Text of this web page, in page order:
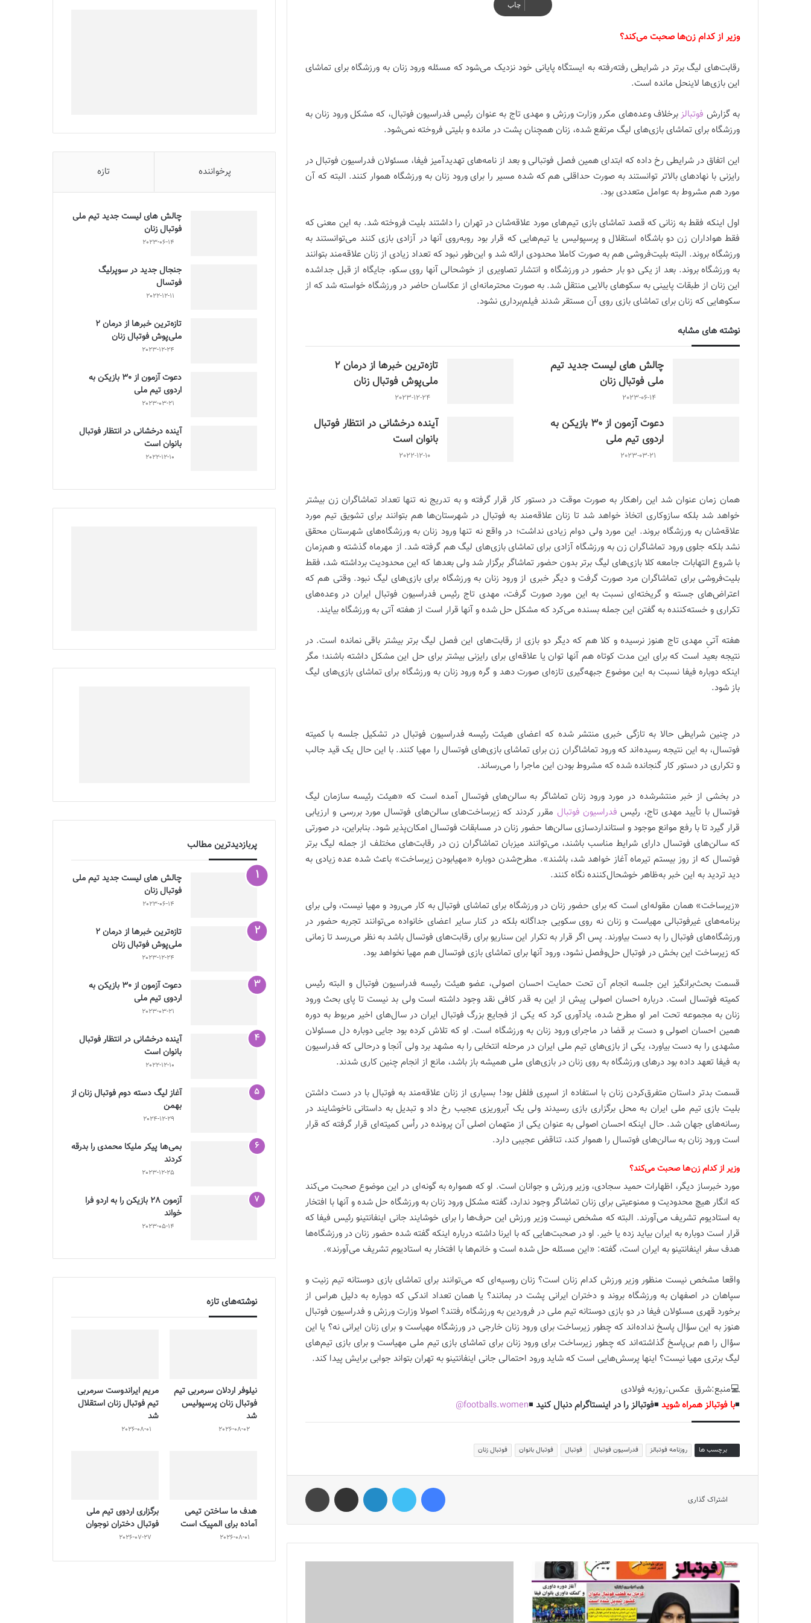
چاپ
وزیر از کدام زن‌ها صحبت می‌کند؟
رقابت‌های لیگ برتر در شرایطی رفته‌رفته به ایستگاه پایانی خود نزدیک می‌شود که مسئله ورود زنان به ورزشگاه برای تماشای
این بازی‌ها لاینحل مانده است.
به گزارش فوتبالزبرخلاف وعده‌های مکرر وزارت ورزش و مهدی تاج به عنوان رئیس فدراسیون فوتبال، که مشکل ورود زنان به
ورزشگاه برای تماشای بازی‌های لیگ مرتفع شده، زنان همچنان پشت در مانده و بلیتی فروخته نمی‌شود.
این اتفاق در شرایطی رخ داده که ابتدای همین فصل فوتبالی و بعد از نامه‌های تهدیدآمیز فیفا، مسئولان فدراسیون فوتبال در
رایزنی با نهادهای بالاتر توانستند به صورت حداقلی هم که شده مسیر را برای ورود زنان به ورزشگاه هموار کنند. البته که آن
مورد هم مشروط به عوامل متعددی بود.
اول اینکه فقط به زنانی که قصد تماشای بازی تیم‌های مورد علاقه‌شان در تهران را داشتند بلیت فروخته شد. به این معنی که
فقط هواداران زن دو باشگاه استقلال و پرسپولیس یا تیم‌هایی که قرار بود روبه‌روی آنها در آزادی بازی کنند می‌توانستند به
ورزشگاه بروند. البته بلیت‌فروشی هم به صورت کاملا محدودی ارائه شد و این‌طور نبود که تعداد زیادی از زنان علاقه‌مند بتوانند
به ورزشگاه بروند. بعد از یکی دو بار حضور در ورزشگاه و انتشار تصاویری از خوشحالی آنها روی سکو، جایگاه از قبل جداشده
این زنان از طبقات پایینی به سکوهای بالایی منتقل شد. به صورت محترمانه‌ای از عکاسان حاضر در ورزشگاه خواسته شد که از
سکوهایی که زنان برای تماشای بازی روی آن مستقر شدند فیلم‌برداری نشود.
نوشته های مشابه
چالش هاى ليست جدید تيم
ملى فوتبال زنان
2023-06-14
تازه‌ترین خبرها از درمان ۲
ملی‌پوش فوتبال زنان
2023-12-24
دعوت آزمون از 30 بازیکن به
اردوی تیم ملی
2023-03-21
آینده درخشانی در انتظار فوتبال
بانوان است
2022-12-10
همان زمان عنوان شد این راهکار به صورت موقت در دستور کار قرار گرفته و به تدریج نه تنها تعداد تماشاگران زن بیشتر
خواهد شد بلکه سازوکاری اتخاذ خواهد شد تا زنان علاقه‌مند به فوتبال در شهرستان‌ها هم بتوانند برای تشویق تیم مورد
علاقه‌شان به ورزشگاه بروند. این مورد ولی دوام زیادی نداشت؛ در واقع نه تنها ورود زنان به ورزشگاه‌های شهرستان محقق
نشد بلکه جلوی ورود تماشاگران زن به ورزشگاه آزادی برای تماشای بازی‌های لیگ هم گرفته شد. از مهرماه گذشته و هم‌زمان
با شروع التهابات جامعه کلا بازی‌های لیگ برتر بدون حضور تماشاگر برگزار شد ولی بعدها که این محدودیت برداشته شد، فقط
بلیت‌فروشی برای تماشاگران مرد صورت گرفت و دیگر خبری از ورود زنان به ورزشگاه برای بازی‌های لیگ نبود. وقتی هم که
اعتراض‌های جسته و گریخته‌ای نسبت به این مورد صورت گرفت، مهدی تاج رئیس فدراسیون فوتبال ایران در وعده‌های
تکراری و خسته‌کننده به گفتن این جمله بسنده می‌کرد که مشکل حل شده و آنها قرار است از هفته آتی به ورزشگاه بیایند.
هفته آتیِ مهدی تاج هنوز نرسیده و کلا هم که دیگر دو بازی از رقابت‌های این فصل لیگ برتر بیشتر باقی نمانده است. در
نتیجه بعید است که برای این مدت کوتاه هم آنها توان یا علاقه‌ای برای رایزنی بیشتر برای حل این مشکل داشته باشند؛ مگر
اینکه دوباره فیفا نسبت به این موضوع جبهه‌گیری تازه‌ای صورت دهد و گره ورود زنان به ورزشگاه برای تماشای بازی‌های لیگ
باز شود.
در چنین شرایطی حالا به تازگی خبری منتشر شده که اعضای هیئت رئیسه فدراسیون فوتبال در تشکیل جلسه با کمیته
فوتسال، به این نتیجه رسیده‌اند که ورود تماشاگران زن برای تماشای بازی‌های فوتسال را مهیا کنند. با این حال یک قید جالب
و تکراری در دستور کار گنجانده شده که مشروط‌ بودن این ماجرا را می‌رساند.
در بخشی از خبر منتشرشده در مورد ورود زنان تماشاگر به سالن‌های فوتسال آمده است که «هیئت رئیسه سازمان لیگ
فوتسال با تأیید مهدی تاج، رئیس فدراسیون فوتبال مقرر کردند که زیرساخت‌های سالن‌های فوتسال مورد بررسی و ارزیابی
قرار گیرد تا با رفع موانع موجود و استانداردسازی سالن‌ها حضور زنان در مسابقات فوتسال امکان‌پذیر شود. بنابراین، در صورتی
که سالن‌های فوتسال دارای شرایط مناسب باشند، می‌توانند میزبان تماشاگران زن در رقابت‌های مختلف از جمله لیگ برتر
فوتسال که از روز بیستم تیرماه آغاز خواهد شد، باشند». مطرح‌شدن دوباره «مهیابودن زیرساخت» باعث شده عده زیادی به
دید تردید به این خبر به‌ظاهر خوشحال‌کننده نگاه کنند.
«زیرساخت» همان مقوله‌ای است که برای حضور زنان در ورزشگاه برای تماشای فوتبال به کار می‌رود و مهیا نیست، ولی برای
برنامه‌های غیرفوتبالی مهیاست و زنان نه روی سکویی جداگانه بلکه در کنار سایر اعضای خانواده می‌توانند تجربه حضور در
ورزشگاه‌های فوتبال را به دست بیاورند. پس اگر قرار به تکرار این سناریو برای رقابت‌های فوتسال باشد به نظر می‌رسد تا زمانی
که زیرساخت این بخش در فوتبال حل‌وفصل نشود، ورود آنها برای تماشای بازی فوتسال هم مهیا نخواهد بود.
قسمت بحث‌برانگیز این جلسه انجام آن تحت حمایت احسان اصولی، عضو هیئت رئیسه فدراسیون فوتبال و البته رئیس
کمیته فوتسال است. درباره احسان اصولی پیش از این به قدر کافی نقد وجود داشته است ولی بد نیست تا پای بحث ورود
زنان به مجموعه تحت امر او مطرح شده، یادآوری کرد که یکی از فجایع بزرگ فوتبال ایران در سال‌های اخیر مربوط به دوره
همین احسان اصولی و دست بر قضا در ماجرای ورود زنان به ورزشگاه است. او که تلاش کرده بود جایی دوباره دل مسئولان
مشهدی را به دست بیاورد، یکی از بازی‌های تیم ملی ایران در مرحله انتخابی را به مشهد برد ولی آنجا و درحالی که فدراسیون
به فیفا تعهد داده بود درهای ورزشگاه به روی زنان در بازی‌های ملی همیشه باز باشد، مانع از انجام چنین کاری شدند.
قسمت بدتر داستان متفرق‌کردن زنان با استفاده از اسپری فلفل بود! بسیاری از زنان علاقه‌مند به فوتبال با در دست داشتن
بلیت بازی تیم ملی ایران به محل برگزاری بازی رسیدند ولی یک آبروریزی عجیب رخ داد و تبدیل به داستانی ناخوشایند در
رسانه‌های جهان شد. حال اینکه احسان اصولی به عنوان یکی از متهمان اصلی آن پرونده در رأس کمیته‌ای قرار گرفته که قرار
است ورود زنان به سالن‌های فوتسال را هموار کند، تناقض عجیبی دارد.
وزیر از کدام زن‌ها صحبت می‌کند؟
مورد خبرساز دیگر، اظهارات حمید سجادی، وزیر ورزش و جوانان است. او که همواره به گونه‌ای در این موضوع صحبت می‌کند
که انگار هیچ محدودیت و ممنوعیتی برای زنان تماشاگر وجود ندارد، گفته مشکل ورود زنان به ورزشگاه حل شده و آنها با افتخار
به استادیوم تشریف می‌آورند. البته که مشخص نیست وزیر ورزش این حرف‌ها را برای خوشایند جانی اینفانتینو رئیس فیفا که
قرار است دوباره به ایران بیاید زده یا خیر. او در صحبت‌هایی که با ایرنا داشته درباره اینکه گفته شده حضور زنان در ورزشگاه‌ها
هدف سفر اینفانتینو به ایران است، گفته: «این مسئله حل شده است و خانم‌ها با افتخار به استادیوم تشریف می‌آورند».
واقعا مشخص نیست منظور وزیر ورزش کدام زنان است؟ زنان روسیه‌ای که می‌توانند برای تماشای بازی دوستانه تیم زنیت و
سپاهان در اصفهان به ورزشگاه بروند و دختران ایرانی پشت در بمانند؟ یا همان تعداد اندکی که دوباره به دلیل هراس از
برخورد قهری مسئولان فیفا در دو بازی دوستانه تیم ملی در فروردین به ورزشگاه رفتند؟ اصولا وزارت ورزش و فدراسیون فوتبال
هنوز به این سؤال پاسخ نداده‌اند که چطور زیرساخت برای ورود زنان خارجی در ورزشگاه مهیاست و برای زنان ایرانی نه؟ یا این
سؤال را هم بی‌پاسخ گذاشته‌اند که چطور زیرساخت برای ورود زنان برای تماشای بازی تیم ملی مهیاست و برای بازی تیم‌های
لیگ برتری مهیا نیست؟ اینها پرسش‌هایی است که شاید ورود احتمالی جانی اینفانتینو به تهران بتواند جوابی برایش پیدا کند.
💻منبع:شرق عکس:روزبه فولادی
◾️با فوتبالز همراه شوید ◾️فوتبالز را در اینستاگرام دنبال کنید ◾️
footballs.women@
برچسب ها روزنامه فوتبالز فدراسیون فوتبال فوتبال فوتبال بانوان فوتبال زنان
اشتراک گذاری
پرخواننده تازه
چالش هاى ليست جدید تيم ملى
فوتبال زنان
2023-06-14
جنجال جدید در سوپرلیگ
فوتسال
2022-12-11
تازه‌ترین خبرها از درمان ۲
ملی‌پوش فوتبال زنان
2023-12-24
دعوت آزمون از 30 بازیکن به
اردوی تیم ملی
2023-03-21
آینده درخشانی در انتظار فوتبال
بانوان است
2022-12-10
پربازدیدترین مطالب
چالش هاى ليست جدید تيم ملى
فوتبال زنان
2023-06-14
تازه‌ترین خبرها از درمان ۲
ملی‌پوش فوتبال زنان
2023-12-24
دعوت آزمون از 30 بازیکن به
اردوی تیم ملی
2023-03-21
آینده درخشانی در انتظار فوتبال
بانوان است
2022-12-10
آغاز لیگ دسته دوم فوتبال زنان از
بهمن
2024-12-29
بمی‌ها پیکر ملیکا محمدی را بدرقه
کردند
2023-12-25
آزمون 28 بازیکن را به اردو فرا
خواند
2023-05-14
نوشته‌های تازه
نیلوفر اردلان سرمربی تیم
فوتبال زنان پرسپولیس
شد
2026-08-02
مریم ایراندوست سرمربی
تیم فوتبال زنان استقلال
شد
2026-08-01
هدف ما ساختن تیمی
آماده برای المپیک است
2026-08-01
برگزاری اردوی تیم ملی
فوتبال دختران نوجوان
2026-07-27